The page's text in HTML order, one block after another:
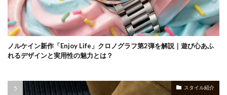
ノルケイン新作「Enjoy Life」クロノグラフ第2弾を解説｜遊び心あふ
れるデザインと実用性の魅力とは？
スタイル紹介